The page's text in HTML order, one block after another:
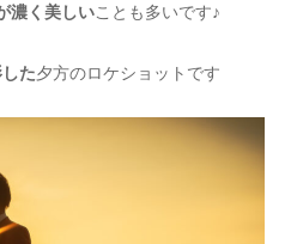
濃く美しいことも多いです♪
た夕方のロケショットです